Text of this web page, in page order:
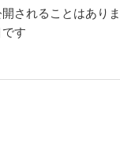
されることはありま
す